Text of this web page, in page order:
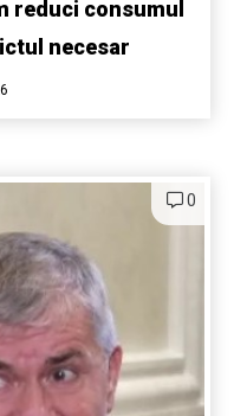
reduci consumul
necesar
0